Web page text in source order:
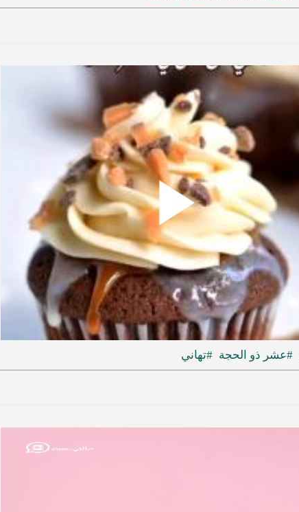
Play
Video
#عشر ذو الحجة #تهاني